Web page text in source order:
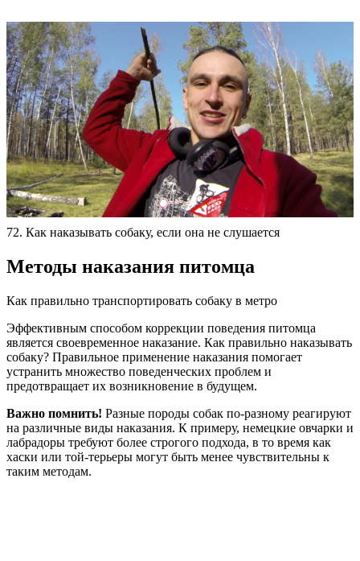
72. Как наказывать собаку, если она не слушается
Методы наказания питомца
Как правильно транспортировать собаку в метро
Эффективным способом коррекции поведения питомца
является своевременное наказание. Как правильно наказывать
собаку? Правильное применение наказания помогает
устранить множество поведенческих проблем и
предотвращает их возникновение в будущем.
Важно помнить! Разные породы собак по-разному реагируют
на различные виды наказания. К примеру, немецкие овчарки и
лабрадоры требуют более строгого подхода, в то время как
хаски или той-терьеры могут быть менее чувствительны к
таким методам.